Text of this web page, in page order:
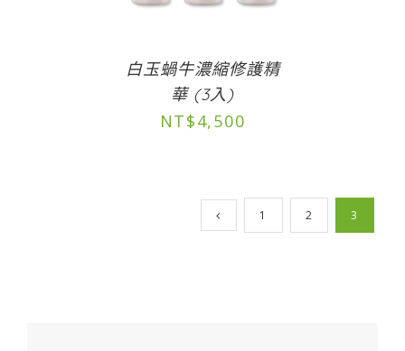
白玉蝸牛濃縮修護精
華 (3入)
NT$4,500
1 2 3